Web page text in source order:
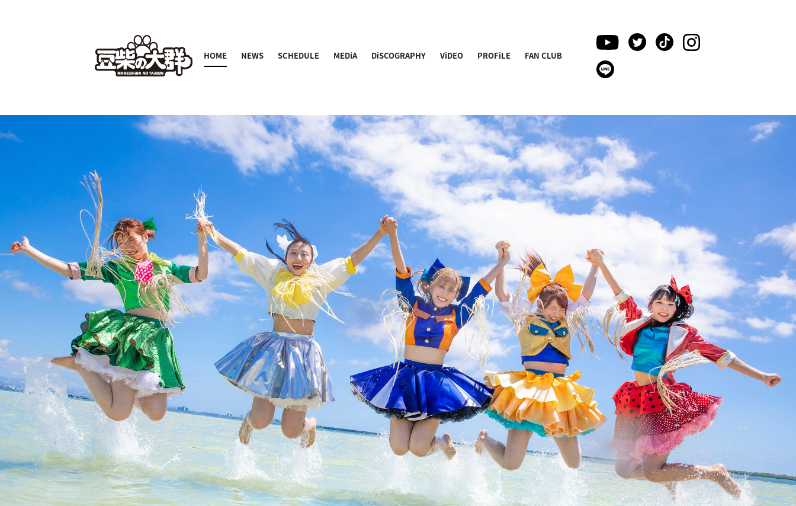
HOME NEWS SCHEDULE MEDiA DiSCOGRAPHY ViDEO PROFiLE FAN CLUB